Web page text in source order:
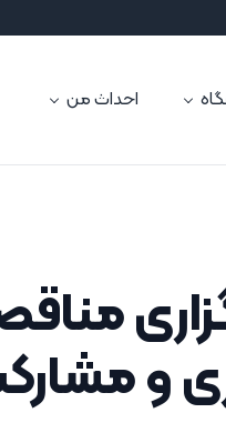
احداث من
و